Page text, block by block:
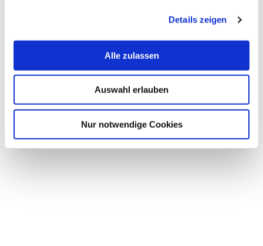
Details zeigen
Alle zulassen
Auswahl erlauben
Nur notwendige Cookies
An der Karlstadt 8
Room: K010
Office Time: Telefonisch zu den üblichen Bürozeiten